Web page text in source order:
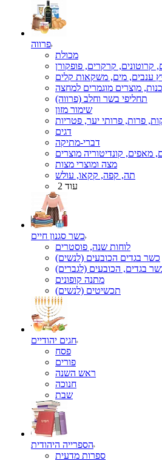
פרווה
מכולת
קרוטונים, קרקרים, פופקורן
ענבים, מים, משקאות קלים
מוצרים מוגמרים למחצה
תחליפי בשר וחלב (פרווה)
שימור מזון
פרות, פרותי יער, פטריות
דגים
דברי-מתיקה
מאפים, קונדיטוריה מוצרים
מצה ומוצרי מצות
תה, קפה, קקאו, עולש
עוד 2
כשר סגנון חיים
לוחות שנה, פוסטרים
כשר בגדים הכובעים (לנשים)
בגדים, הכובעים (לגברים)
מתנה קופונים
תכשיטים (לנשים)
חגים יהודיים
פסח
פורים
ראש השנה
חנוכה
שבת
הספרייה היהודית
ספרות מדעית